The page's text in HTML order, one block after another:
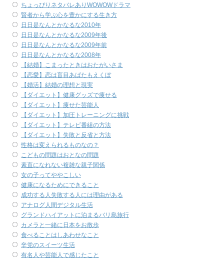
ちょっぴりネタバレありWOWOWドラマ
賢者から学ぶ心を豊かにする生き方
日日是なんとかなるな2010年
日日是なんとかなるな2009年後
日日是なんとかなるな2009年前
日日是なんとかなるな2008年
【結婚】こまったときはおたがいさま
【恋愛】恋は盲目あばたもえくぼ
【婚活】結婚の理想と現実
【ダイエット】健康グッズで痩せる
【ダイエット】痩せた芸能人
【ダイエット】加圧トレーニングに挑戦
【ダイエット】テレビ番組の方法
【ダイエット】失敗と反省と方法
性格は変えられるものなの？
こどもの問題はおとなの問題
素直になれない複雑な親子関係
女の子ってややこしい
健康になるためにできること
成功する人失敗する人には理由がある
アナログ人間デジタル生活
グランドハイアットに泊まるバリ島旅行
カメラと一緒に日本をお散歩
食べることはしあわせなこと
辛党のスイーツ生活
有名人や芸能人で感じたこと